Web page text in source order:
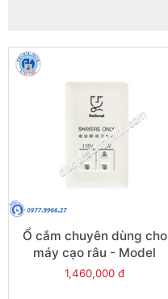
Ổ cắm chuyên dùng cho
máy cạo râu - Model
WEB1051W
1,460,000 đ